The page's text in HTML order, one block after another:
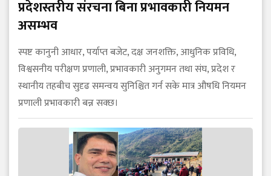
प्रदेशस्तरीय संरचना बिना प्रभावकारी नियमन
असम्भव
स्पष्ट कानुनी आधार, पर्याप्त बजेट, दक्ष जनशक्ति, आधुनिक प्रविधि,
विश्वसनीय परीक्षण प्रणाली, प्रभावकारी अनुगमन तथा संघ, प्रदेश र
स्थानीय तहबीच सुदृढ समन्वय सुनिश्चित गर्न सके मात्र औषधि नियमन
प्रणाली प्रभावकारी बन्न सक्छ।